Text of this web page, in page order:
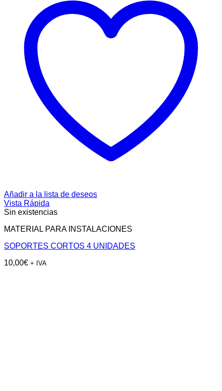
Añadir a la lista de deseos
Vista Rápida
Sin existencias
MATERIAL PARA INSTALACIONES
SOPORTES CORTOS 4 UNIDADES
10,00€ + IVA